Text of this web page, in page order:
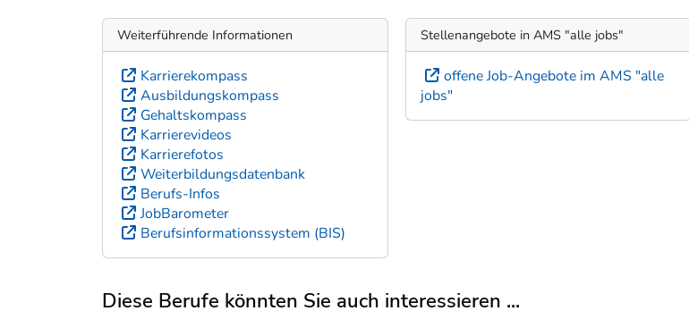
Weiterführende Informationen
Karrierekompass
Ausbildungskompass
Gehaltskompass
Karrierevideos
Karrierefotos
Weiterbildungsdatenbank
Berufs-Infos
JobBarometer
Berufsinformationssystem (BIS)
Stellenangebote in AMS "alle jobs"
offene Job-Angebote im AMS "alle
jobs"
Diese Berufe könnten Sie auch interessieren ...